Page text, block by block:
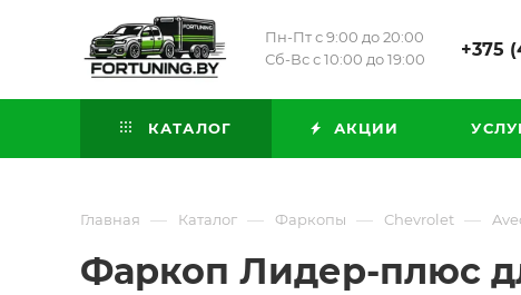
Пн-Пт с 9:00 до 20:00
Сб-Вс с 10:00 до 19:00
+375
КАТАЛОГ АКЦИИ
Главная — Каталог — Фаркопы — Chevrolet —
Фаркоп Лидер-плюс